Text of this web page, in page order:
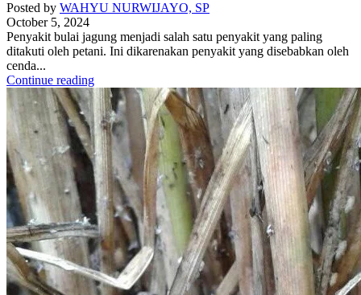
Posted by WAHYU NURWIJAYO, SP
October 5, 2024
Penyakit bulai jagung menjadi salah satu penyakit yang paling
ditakuti oleh petani. Ini dikarenakan penyakit yang disebabkan oleh
cenda...
Continue reading